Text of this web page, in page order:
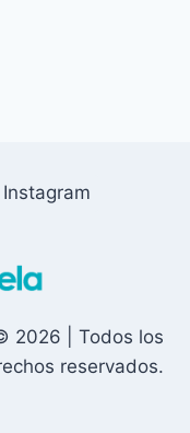
Instagram
2026 | Todos los
reservados.